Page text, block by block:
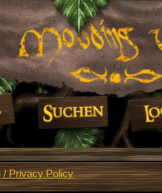
/ Privacy Policy